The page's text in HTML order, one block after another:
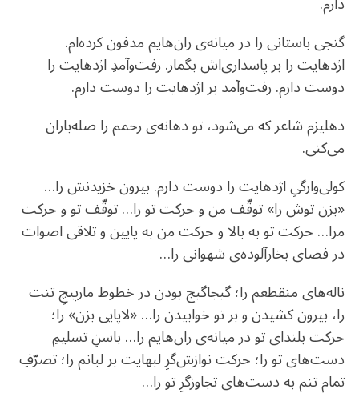
گنجی باستانی را در میانه‌ی ران‌هایم مدفون کرده‌‌ام.
اژدهایت را بر پاسداری‌اش بگمار. رفت‌و‌آمدِ اژدهایت را
دوست دارم. رفت‌وآمد بر اژدهایت را دوست دارم.
دهلیزم شاعر که می‌شود، تو دهانه‌ی رحمم را صله‌باران
می‌کنی.
کولی‌وارگیِ‌ اژدهایت را دوست دارم. بیرون خزیدنش را…
«بزن توش را» توقّف من و حرکت تو را… توقّف تو و حرکت
مرا… حرکت تو به بالا و حرکت من به پایین و تلاقی اصوات
در فضای بخارآلوده‌ی شهوانی را…
ناله‌های منقطعم را؛ گیجاگیج بودن در خطوط مارپیچِ تنت
را، بیرون کشیدن و بر تو خوابیدن را… «لاپایی بزن» را؛
حرکت بلندای تو در میانه‌ی ران‌هایم را… باسنِ تسلیمِ
دست‌های تو را؛ حرکت نوازش‌گرِ لبهایت بر لبانم را؛ تصرّفِ
تمام تنم به دست‌های تجاوزگرِ تو را…